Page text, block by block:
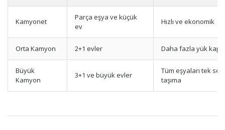
Kamyonet
Parça eşya ve küçük
ev
Hızlı ve ekonomik
Orta Kamyon 2+1 evler Daha fazla yük
Büyük
Kamyon
3+1 ve büyük evler
Tüm eşyaları tek
taşıma